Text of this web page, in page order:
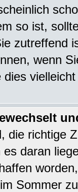
so ist,
zutreffend
wenn
die richtige
daran
Sommer